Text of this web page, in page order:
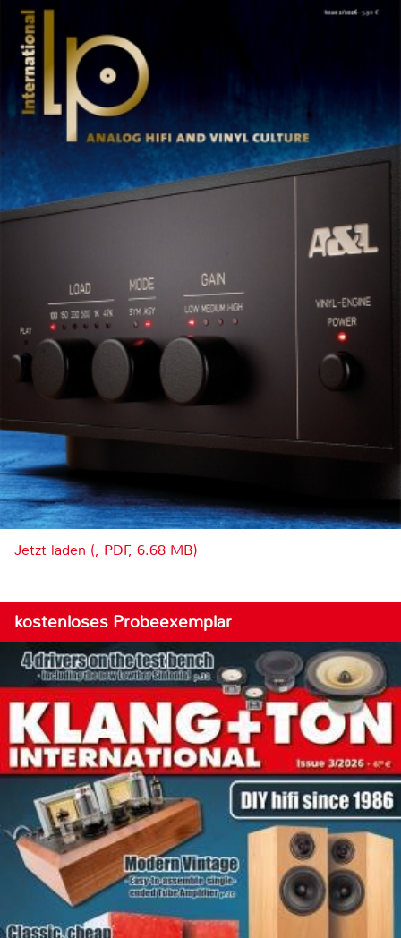
Jetzt laden (, PDF, 6.68 MB)
kostenloses Probeexemplar